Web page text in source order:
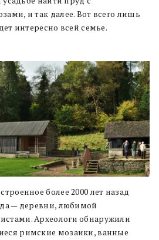
и так далее. Вот всего лишь
интересно всей семье.
более 2000 лет назад
— деревни, любимой
Археологи обнаружили
римские мозаики, ванные